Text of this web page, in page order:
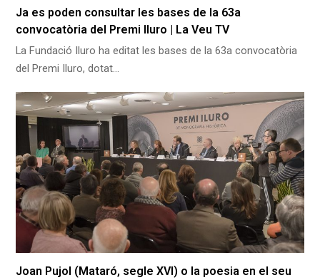
Ja es poden consultar les bases de la 63a
convocatòria del Premi Iluro | La Veu TV
La Fundació Iluro ha editat les bases de la 63a convocatòria
del Premi Iluro, dotat…
Joan Pujol (Mataró, segle XVI) o la poesia en el seu